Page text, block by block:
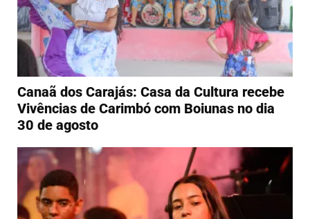
Canaã dos Carajás: Casa da Cultura recebe
Vivências de Carimbó com Boiunas no dia
30 de agosto